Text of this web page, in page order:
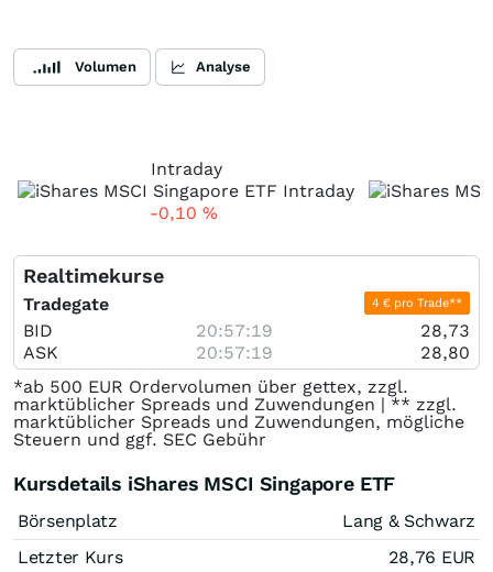
Volumen Analyse
Intraday
-0,10 %
Realtimekurse
Tradegate 4 € pro Trade**
BID 20:57:19
28,73
ASK
20:57:19
28,80
*ab 500 EUR Ordervolumen über gettex, zzgl.
marktüblicher Spreads und Zuwendungen | ** zzgl.
marktüblicher Spreads und Zuwendungen, mögliche
Steuern und ggf. SEC Gebühr
Kursdetails iShares MSCI Singapore ETF
Börsenplatz
Lang & Schwarz
Letzter Kurs
28,76 EUR